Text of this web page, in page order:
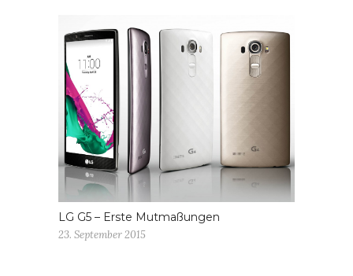
LG G5 – Erste Mutmaßungen
23. September 2015